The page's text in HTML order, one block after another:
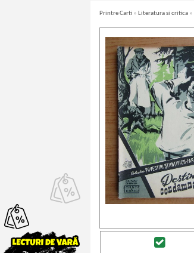
Printre Carti » Literatura si critica »